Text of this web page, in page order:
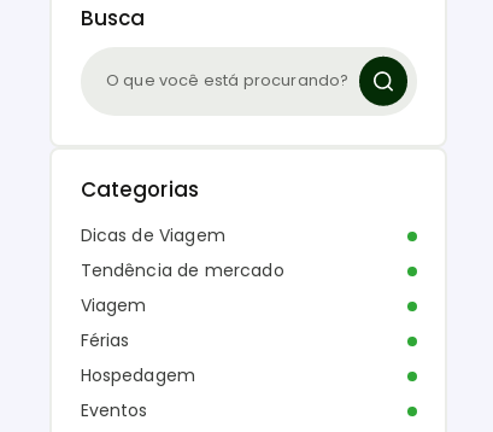
Busca
Categorias
Dicas de Viagem
Tendência de mercado
Viagem
Férias
Hospedagem
Eventos